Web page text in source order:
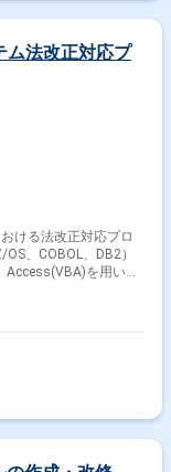
ム法改正対応プ
を用いた
所はソースコード解
システム